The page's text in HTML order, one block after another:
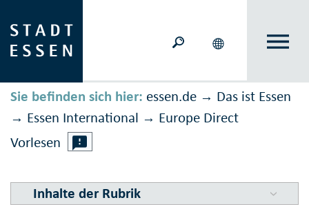
Sie befinden sich hier: essen.de → Das ist Essen
→ Essen International → Europe Direct
Vorlesen
Inhalte der Rubrik